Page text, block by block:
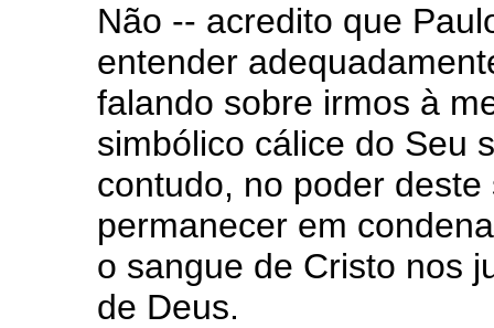
Não -- acredito que
entender
falando sobre irmos à
simbólico cálice do Seu
contudo, no poder
permanecer em
o sangue de Cristo nos
de Deus.